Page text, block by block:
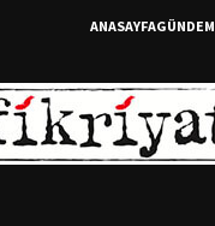
ANASAYFAGÜNDEM